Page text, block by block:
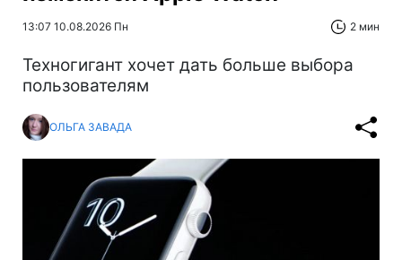
13:07 10.08.2026 Пн 2 мин
Техногигант хочет дать больше выбора
пользователям
ОЛЬГА ЗАВАДА